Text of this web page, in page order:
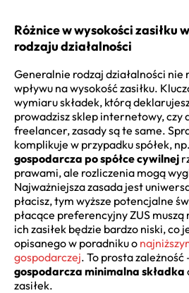
Różnice w wysokości zasiłku
rodzaju działalności
Generalnie rodzaj działalności nie
wpływu na wysokość zasiłku.
wymiaru składek, którą
prowadzisz sklep internetowy, czy
freelancer, zasady są te same.
komplikuje w przypadku spółek, np.
gospodarcza po spółce cywilnej
prawami, ale rozliczenia mogą
Najważniejsza zasada jest
płacisz, tym wyższe potencjalne
płacące preferencyjny ZUS muszą
ich zasiłek będzie bardzo niski, co
opisanego w poradniku o
gospodarczej. To prosta zależność
gospodarcza minimalna składka
zasiłek.